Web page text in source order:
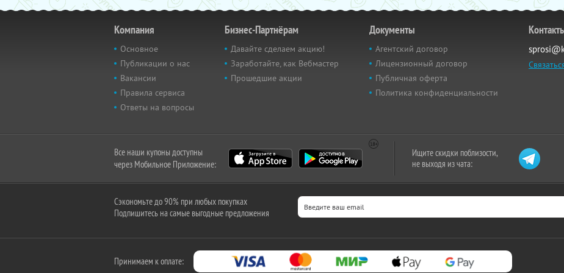
Компания
Основное
Публикации о нас
Вакансии
Правила сервиса
Ответы на вопросы
Бизнес-Партнёрам
Давайте сделаем акцию!
Заработайте, как Вебмастер
Прошедшие акции
Документы
Агентский договор
Лицензионный договор
Публичная оферта
Политика конфиденциальности
Все наши купоны доступны
через Мобильное Приложение:
Ищите скидки поблизости,
не выходя из чата:
Сэкономьте до 90% при любых покупках
Подпишитесь на самые выгодные предложения
Принимаем к оплате: